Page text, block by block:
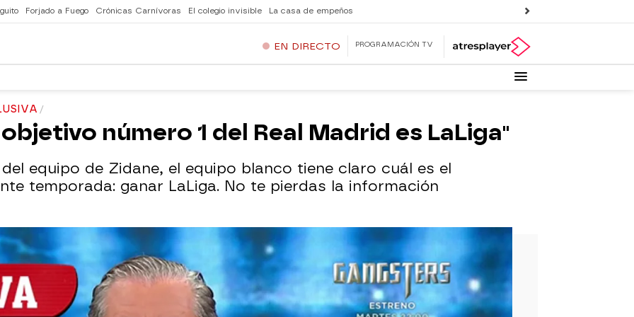
Forjado a Fuego Crónicas Carnívoras El colegio invisible La casa de empeños
EN DIRECTO PROGRAMACIÓN TV
número 1 del Real Madrid es LaLiga"
equipo de Zidane, el equipo blanco tiene claro cuál es el
temporada: ganar LaLiga. No te pierdas la información